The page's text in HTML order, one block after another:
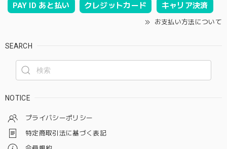
PAY ID あと払い クレジットカード キャリア決済
お支払い方法について
SEARCH
NOTICE
プライバシーポリシー
特定商取引法に基づく表記